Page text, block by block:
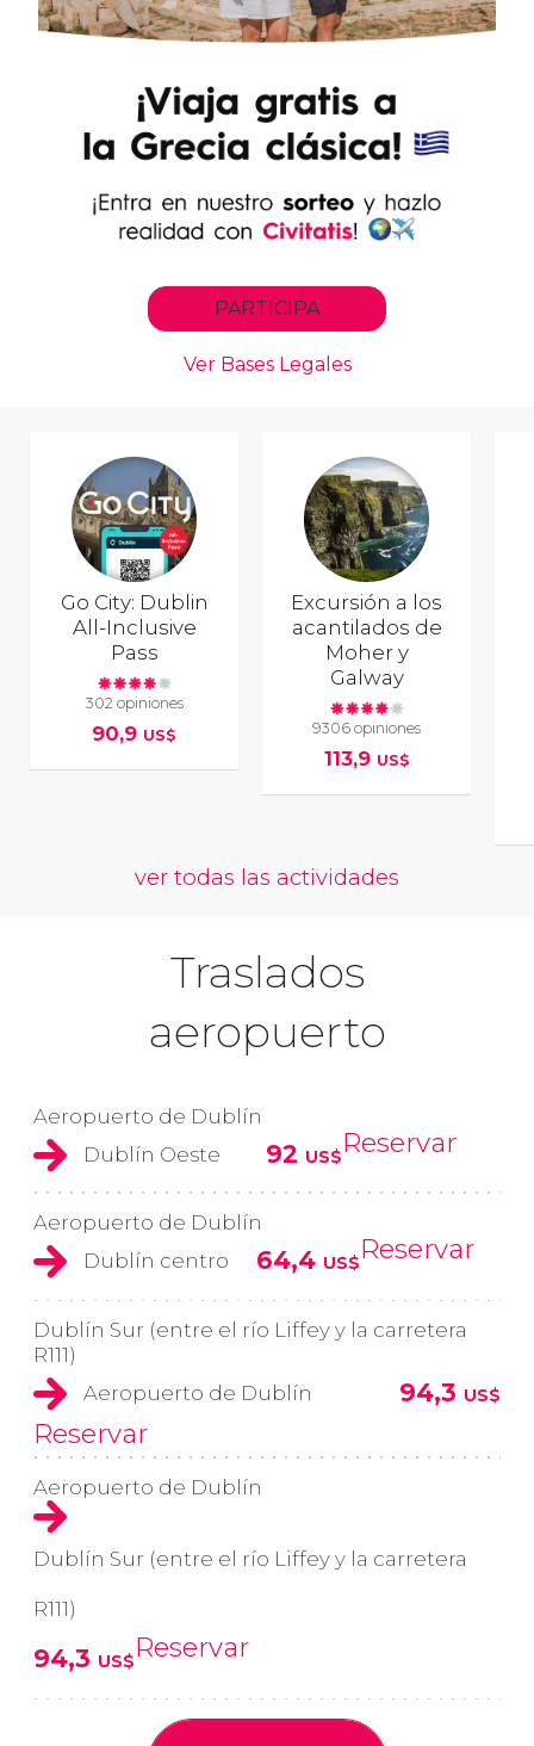
Go City: Dublin
All-Inclusive
Pass
302 opiniones
90,9 US$
Excursión a los
acantilados de
Moher y
Galway
9306 opiniones
113,9 US$
ver todas las actividades
Traslados
aeropuerto
Aeropuerto de Dublín
Dublín Oeste
92 US$Reservar
Aeropuerto de Dublín
Dublín centro
64,4 US$Reservar
Dublín Sur (entre el río Liffey y la carretera
R111)
Aeropuerto de Dublín
94,3 US$
Reservar
Aeropuerto de Dublín
Dublín Sur (entre el río Liffey y la carretera
R111)
94,3 US$Reservar